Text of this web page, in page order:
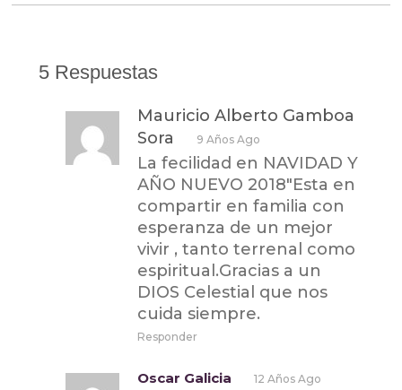
5 Respuestas
Mauricio Alberto Gamboa
Sora
9 Años Ago
La fecilidad en NAVIDAD Y
AÑO NUEVO 2018″Esta en
compartir en familia con
esperanza de un mejor
vivir , tanto terrenal como
espiritual.Gracias a un
DIOS Celestial que nos
cuida siempre.
Responder
Oscar Galicia 12 Años Ago